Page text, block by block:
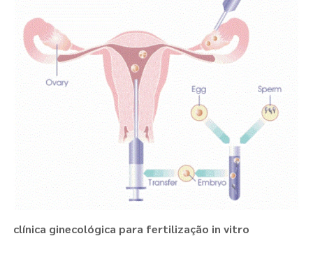
clínica ginecológica para fertilização in vitro